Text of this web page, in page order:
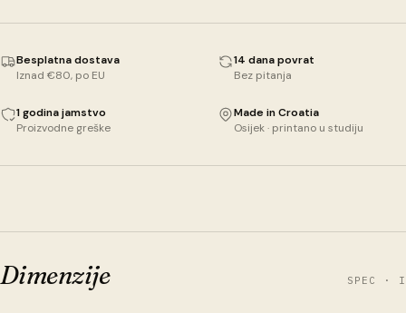
Besplatna dostava
Iznad €80, po EU
14 dana povrat
Bez pitanja
1 godina jamstvo
Proizvodne greške
Made in Croatia
Osijek · printano u studiju
Dimenzije SPEC · I